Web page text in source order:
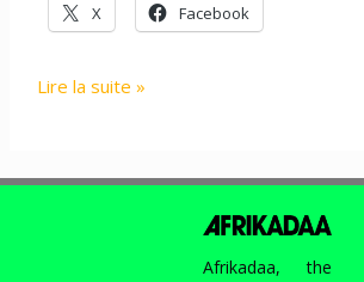
X Facebook
PROJECT
Lire la suite »
Afrikadaa, the